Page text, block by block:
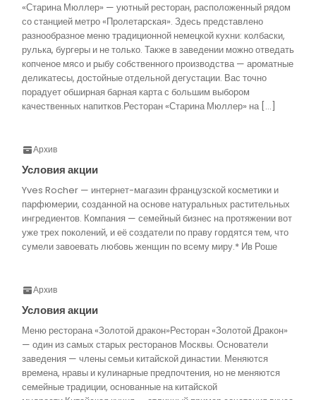
«Старина Мюллер» — уютный ресторан, расположенный рядом
со станцией метро «Пролетарская». Здесь представлено
разнообразное меню традиционной немецкой кухни: колбаски,
рулька, бургеры и не только. Также в заведении можно отведать
копченое мясо и рыбу собственного производства — ароматные
деликатесы, достойные отдельной дегустации. Вас точно
порадует обширная барная карта с большим выбором
качественных напитков.Ресторан «Старина Мюллер» на […]
Архив
Условия акции
Yves Rocher — интернет-магазин французской косметики и
парфюмерии, созданной на основе натуральных растительных
ингредиентов. Компания — семейный бизнес на протяжении вот
уже трех поколений, и её создатели по праву гордятся тем, что
сумели завоевать любовь женщин по всему миру.* Ив Роше
Архив
Условия акции
Меню ресторана «Золотой дракон»Ресторан «Золотой Дракон»
— один из самых старых ресторанов Москвы. Основатели
заведения — члены семьи китайской династии. Меняются
времена, нравы и кулинарные предпочтения, но не меняются
семейные традиции, основанные на китайской